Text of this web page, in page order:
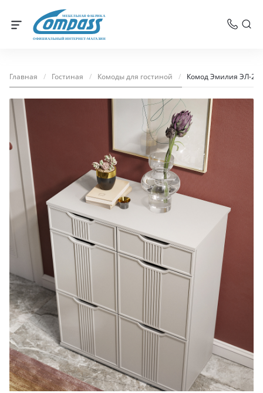
МЕБЕЛЬНАЯ ФАБРИКА
ОФИЦИАЛЬНЫЙ ИНТЕРНЕТ-МАГАЗИН
Главная / Гостиная / Комоды для гостиной / Комод Эмилия ЭЛ-